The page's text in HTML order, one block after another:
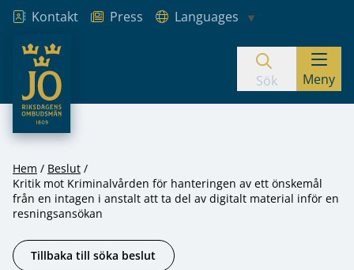
Hoppa till innehåll
Kontakt Press
Languages
JO – Riksdagens Ombudsmän
Sök Meny
Hem
Beslut
Kritik mot Kriminalvården för hanteringen av ett önskemål
från en intagen i anstalt att ta del av digitalt material inför en
resningsansökan
Tillbaka till söka beslut